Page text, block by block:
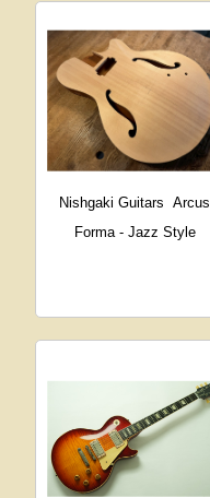
Nishgaki Guitars
Arcus
Forma - Jazz Style